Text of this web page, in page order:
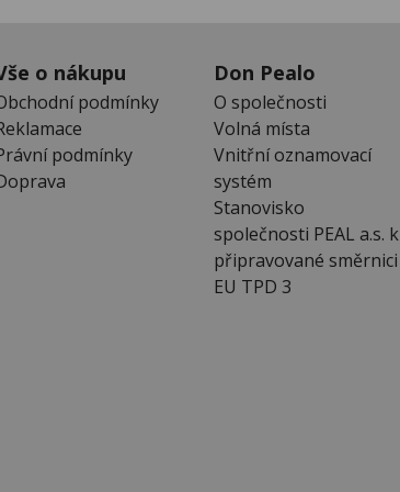
o nákupu
podmínky
podmínky
Don Pealo
O společnosti
Volná místa
Vnitřní oznamovací
systém
Stanovisko
společnosti PEAL a.s. k
připravované směrnici
EU TPD 3